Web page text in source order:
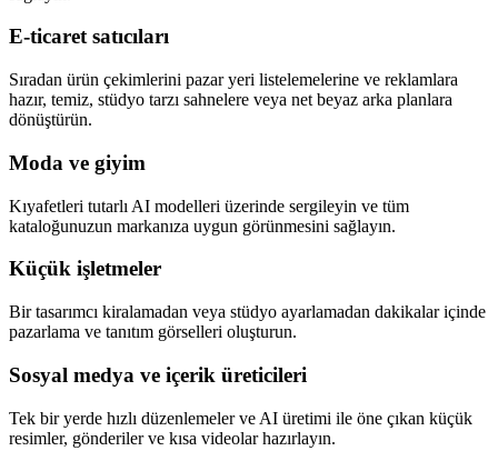
E-ticaret satıcıları
Sıradan ürün çekimlerini pazar yeri listelemelerine ve reklamlara
hazır, temiz, stüdyo tarzı sahnelere veya net beyaz arka planlara
dönüştürün.
Moda ve giyim
Kıyafetleri tutarlı AI modelleri üzerinde sergileyin ve tüm
kataloğunuzun markanıza uygun görünmesini sağlayın.
Küçük işletmeler
Bir tasarımcı kiralamadan veya stüdyo ayarlamadan dakikalar içinde
pazarlama ve tanıtım görselleri oluşturun.
Sosyal medya ve içerik üreticileri
Tek bir yerde hızlı düzenlemeler ve AI üretimi ile öne çıkan küçük
resimler, gönderiler ve kısa videolar hazırlayın.